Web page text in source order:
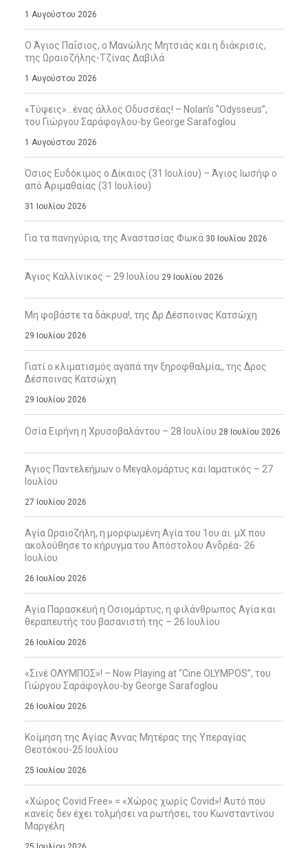
1 Αυγούστου 2026
Ο Άγιος Παΐσιος, ο Μανώλης Μητσιάς και η διάκρισις,
της Ωραιοζήλης-Τζίνας Δαβιλά
1 Αυγούστου 2026
«Τύψεις»…ένας άλλος Οδυσσέας! – Nolan’s “Odysseus”,
του Γιώργου Σαράφογλου-by George Sarafoglou
1 Αυγούστου 2026
Όσιος Ευδόκιμος ο Δίκαιος (31 Ιουλίου) – Άγιος Ιωσήφ ο
από Αριμαθαίας (31 Ιουλίου)
31 Ιουλίου 2026
Για τα πανηγύρια, της Αναστασίας Φωκά 30 Ιουλίου 2026
Άγιος Καλλίνικος – 29 Ιουλίου 29 Ιουλίου 2026
Μη φοβάστε τα δάκρυα!, της Δρ Δέσποινας Κατσώχη
29 Ιουλίου 2026
Γιατί ο κλιματισμός αγαπά την ξηροφθαλμία;, της Δρος
Δέσποινας Κατσώχη
29 Ιουλίου 2026
Οσία Ειρήνη η Χρυσοβαλάντου – 28 Ιουλίου 28 Ιουλίου 2026
Άγιος Παντελεήμων ο Μεγαλομάρτυς και Ιαματικός – 27
Ιουλίου
27 Ιουλίου 2026
Αγία Ωραιοζήλη, η μορφωμένη Αγία του 1ου αι. μΧ που
ακολούθησε το κήρυγμα του Απόστολου Ανδρέα- 26
Ιουλίου
26 Ιουλίου 2026
Αγία Παρασκευή η Οσιομάρτυς, η φιλάνθρωπος Αγία και
θεραπευτής του βασανιστή της – 26 Ιουλίου
26 Ιουλίου 2026
«Σινέ ΟΛΥΜΠΟΣ»! – Now Playing at “Cine OLYMPOS”, του
Γιώργου Σαράφογλου-by George Sarafoglou
26 Ιουλίου 2026
Κοίμηση της Αγίας Άννας Μητέρας της Υπεραγίας
Θεοτόκου-25 Ιουλίου
25 Ιουλίου 2026
«Χώρος Covid Free» = «Χώρος χωρίς Covid»! Αυτό που
κανείς δεν έχει τολμήσει να ρωτήσει, του Κωνσταντίνου
Μαργέλη